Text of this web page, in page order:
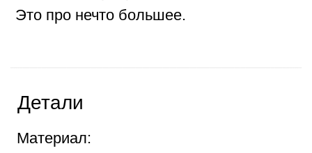
Страна производства: Россия